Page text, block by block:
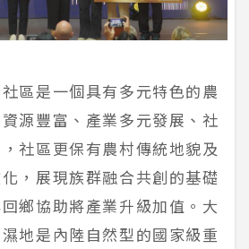
區是一個具有多元特色的農
源豐富、產業多元發展、社
社區更保有農村傳統地貌及
，展現族群融合共創的基礎
鄉協助將產業升級加值。大
地是內陸自然型的國家級重